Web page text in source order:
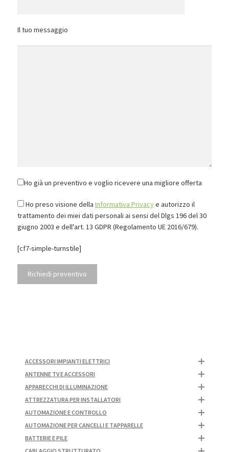
Il tuo messaggio
Ho già un preventivo e voglio ricevere una migliore offerta
Ho preso visione della Informativa Privacye autorizzo il
trattamento dei miei dati personali ai sensi del Dlgs 196 del 30
giugno 2003 e dell'art. 13 GDPR (Regolamento UE 2016/679).
[cf7-simple-turnstile]
ACCESSORI IMPIANTI ELETTRICI
ANTENNE TV E ACCESSORI
APPARECCHI DI ILLUMINAZIONE
ATTREZZATURA PER INSTALLATORI
AUTOMAZIONE E CONTROLLO
AUTOMAZIONE PER CANCELLI E TAPPARELLE
BATTERIE E PILE